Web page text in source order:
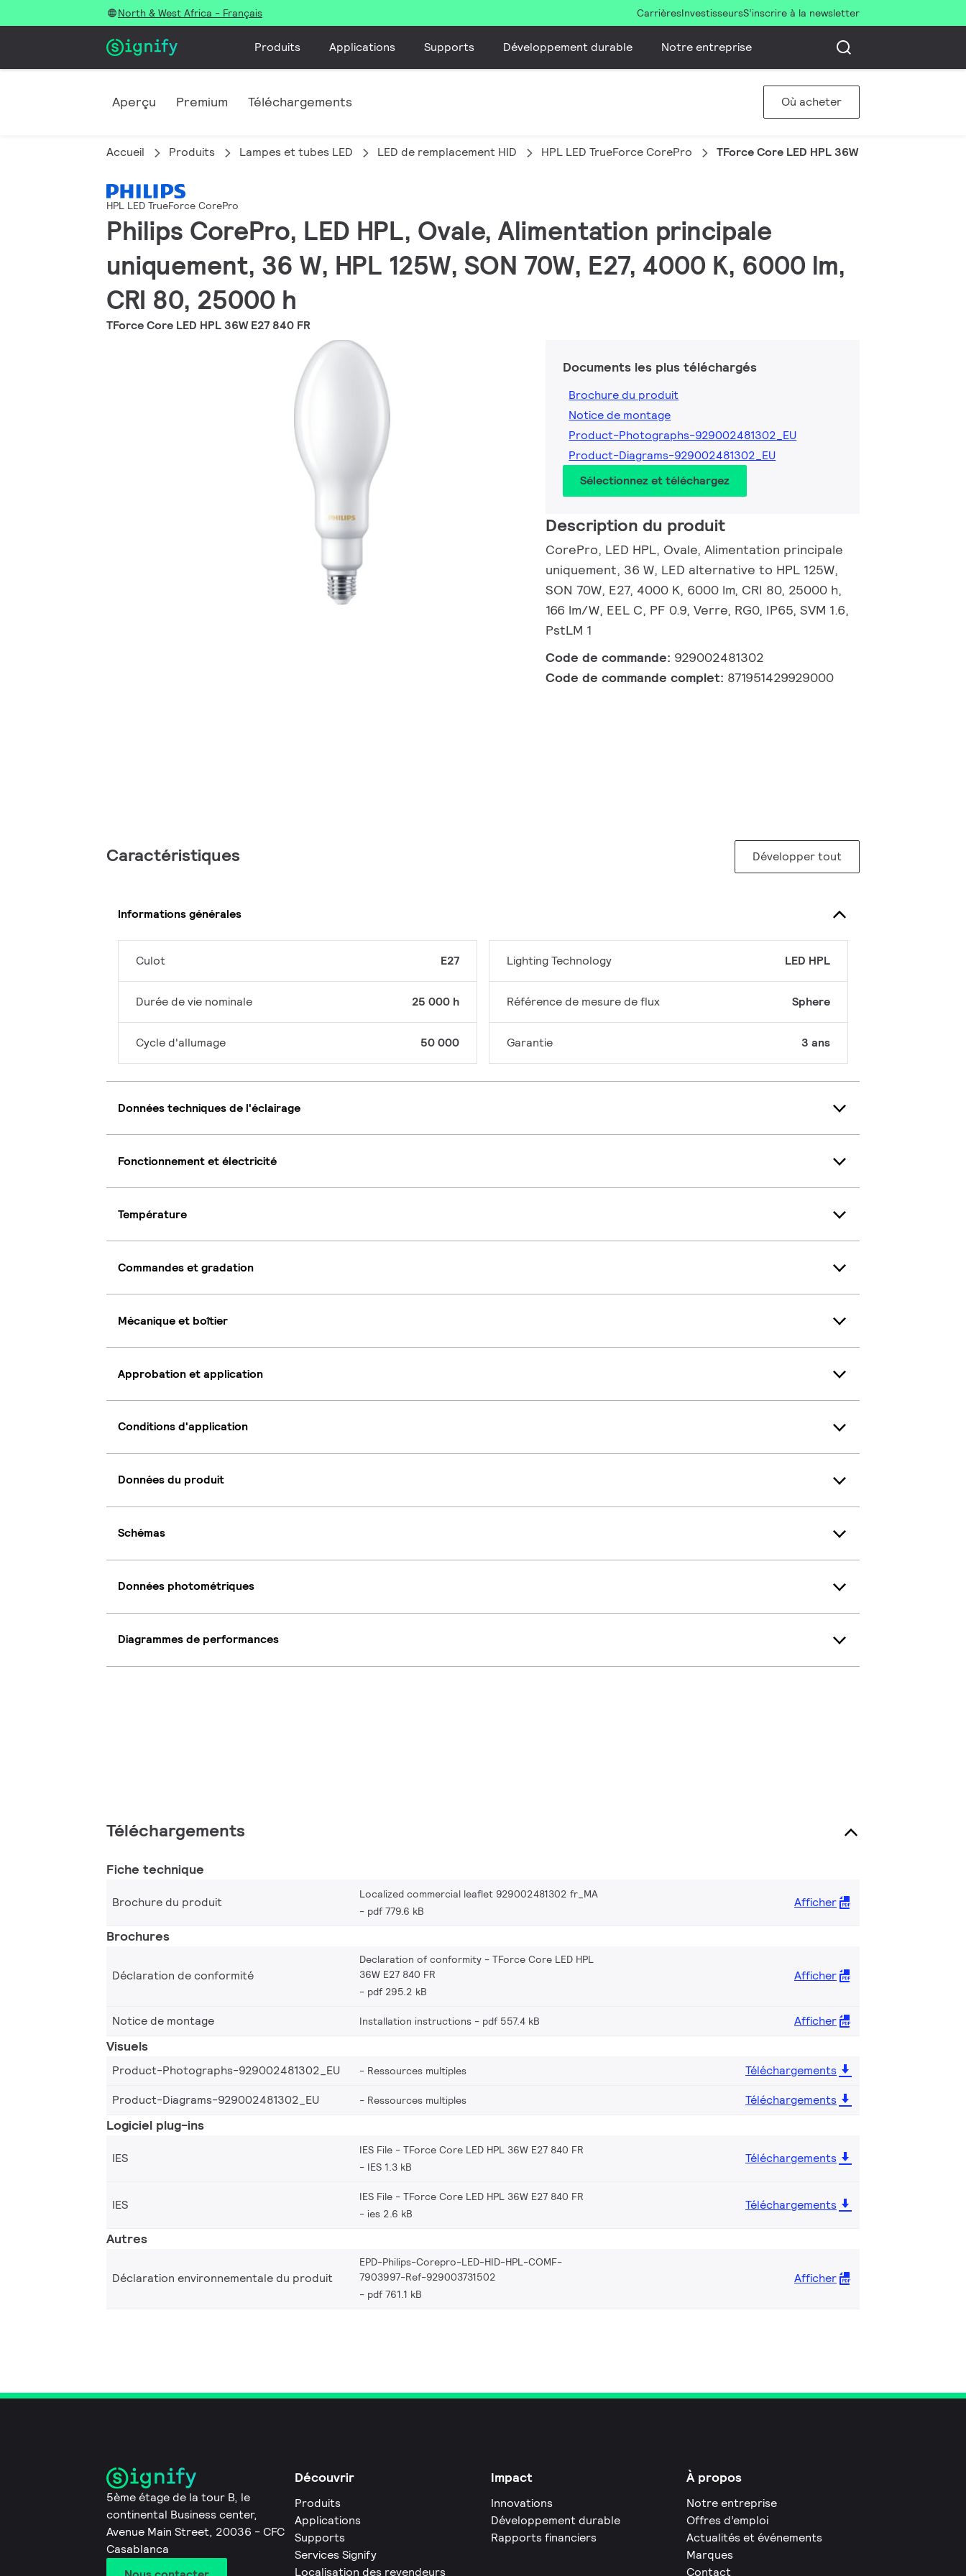
North & West Africa - Français CarrièresInvestisseursS’inscrire à la newsletter
Produits Applications Supports Développement durable Notre entreprise
Aperçu Premium Téléchargements Où acheter
Accueil Produits Lampes et tubes LED LED de remplacement HID HPL LED TrueForce CorePro TForce Core LED HPL 36W E27 840 FR
HPL LED TrueForce CorePro
Philips CorePro, LED HPL, Ovale, Alimentation principale
uniquement, 36 W, HPL 125W, SON 70W, E27, 4000 K, 6000 lm,
CRI 80, 25000 h
TForce Core LED HPL 36W E27 840 FR
Documents les plus téléchargés
Brochure du produit
Notice de montage
Product-Photographs-929002481302_EU
Product-Diagrams-929002481302_EU
Sélectionnez et téléchargez
Description du produit
CorePro, LED HPL, Ovale, Alimentation principale
uniquement, 36 W, LED alternative to HPL 125W,
SON 70W, E27, 4000 K, 6000 lm, CRI 80, 25000 h,
166 lm/W, EEL C, PF 0.9, Verre, RG0, IP65, SVM 1.6,
PstLM 1
Code de commande: 929002481302
Code de commande complet: 871951429929000
Caractéristiques Développer tout
Informations générales
Culot E27
Durée de vie nominale 25 000 h
Cycle d'allumage 50 000
Lighting Technology LED HPL
Référence de mesure de flux Sphere
Garantie 3 ans
Données techniques de l'éclairage
Fonctionnement et électricité
Température
Commandes et gradation
Mécanique et boîtier
Approbation et application
Conditions d'application
Données du produit
Schémas
Données photométriques
Diagrammes de performances
Téléchargements
Fiche technique
Brochure du produit
Localized commercial leaflet 929002481302 fr_MA
pdf 779.6 kB
Afficher
Brochures
Déclaration de conformité
Declaration of conformity - TForce Core LED HPL
36W E27 840 FR
pdf 295.2 kB
Afficher
Notice de montage Installation instructions pdf 557.4 kB Afficher
Visuels
Product-Photographs-929002481302_EU Ressources multiples
Téléchargements
Product-Diagrams-929002481302_EU
Ressources multiples Téléchargements
Logiciel plug-ins
IES
IES File - TForce Core LED HPL 36W E27 840 FR
IES 1.3 kB
Téléchargements
IES
IES File - TForce Core LED HPL 36W E27 840 FR
ies 2.6 kB
Téléchargements
Autres
Déclaration environnementale du produit
EPD-Philips-Corepro-LED-HID-HPL-COMF-
7903997-Ref-929003731502
pdf 761.1 kB
Afficher
5ème étage de la tour B, le
continental Business center,
Avenue Main Street, 20036 - CFC
Casablanca
Découvrir
Produits
Applications
Supports
Services Signify
Localisation des revendeurs
Impact
Innovations
Développement durable
Rapports financiers
À propos
Notre entreprise
Offres d’emploi
Actualités et événements
Marques
Contact